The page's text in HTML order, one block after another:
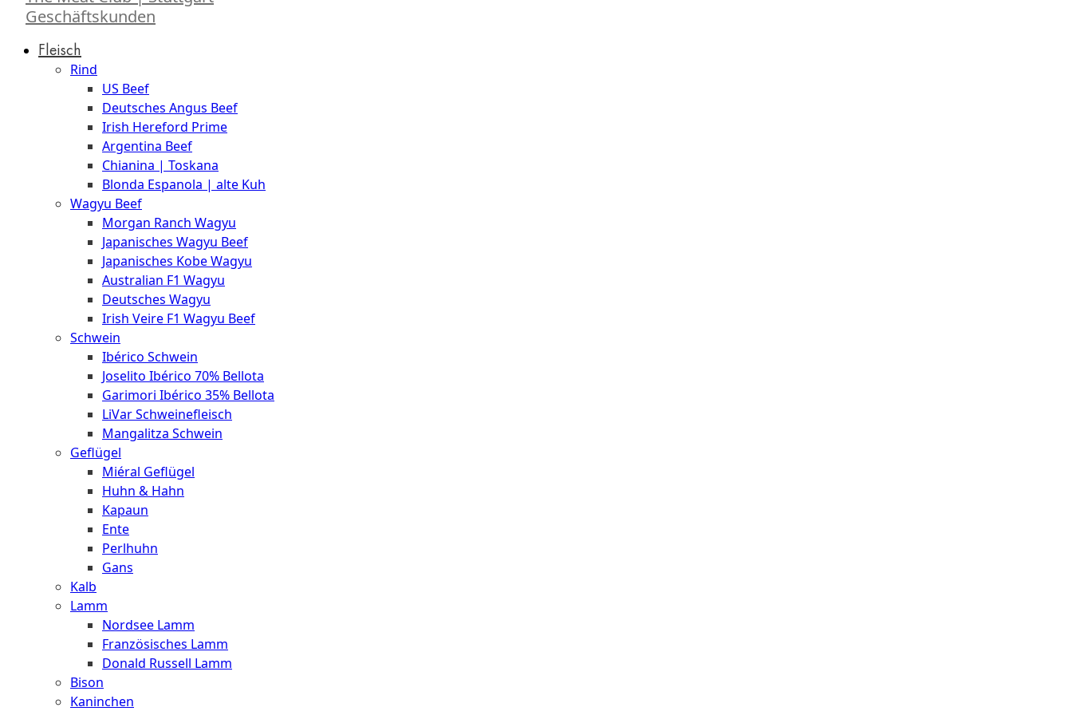
Geschäftskunden
Fleisch
Rind
US Beef
Deutsches Angus Beef
Irish Hereford Prime
Argentina Beef
Chianina | Toskana
Blonda Espanola | alte Kuh
Wagyu Beef
Morgan Ranch Wagyu
Japanisches Wagyu Beef
Japanisches Kobe Wagyu
Australian F1 Wagyu
Deutsches Wagyu
Irish Veire F1 Wagyu Beef
Schwein
Ibérico Schwein
Joselito Ibérico 70% Bellota
Garimori Ibérico 35% Bellota
LiVar Schweinefleisch
Mangalitza Schwein
Geflügel
Miéral Geflügel
Huhn & Hahn
Kapaun
Ente
Perlhuhn
Gans
Kalb
Lamm
Nordsee Lamm
Französisches Lamm
Donald Russell Lamm
Bison
Kaninchen